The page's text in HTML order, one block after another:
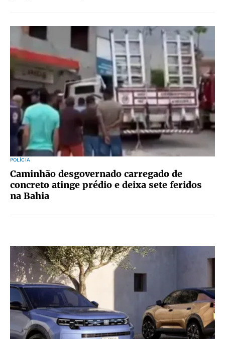
POLÍCIA
Caminhão desgovernado carregado de
concreto atinge prédio e deixa sete feridos
na Bahia